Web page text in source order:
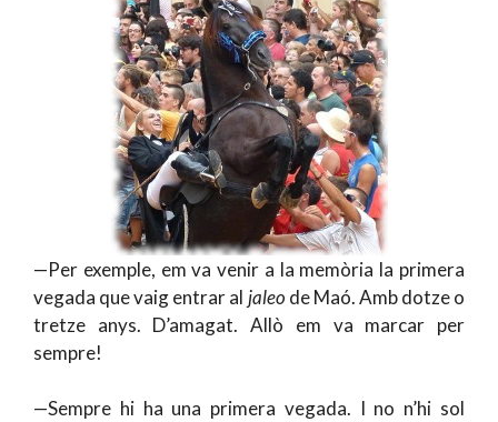
—Per exemple, em va venir a la memòria la primera
vegada que vaig entrar al jaleo de Maó. Amb dotze o
tretze anys. D’amagat. Allò em va marcar per
sempre!
—Sempre hi ha una primera vegada. I no n’hi sol